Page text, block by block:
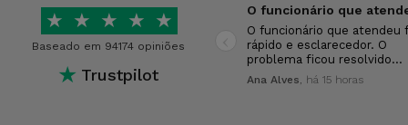
★ ★ ★ ★ ★
Baseado em 94174 opiniões
★ Trustpilot
O funcionário que atendeu
rápido e esclarecedor. O
problema ficou resolvido…
Ana Alves, há 15 horas